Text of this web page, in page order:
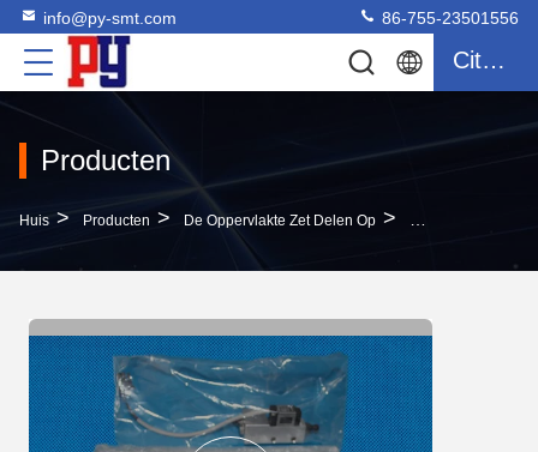
info@py-smt.com 86-755-23501556
Citaat
Producten
Huis > Producten > De Oppervlakte Zet Delen Op > Panasonic-De